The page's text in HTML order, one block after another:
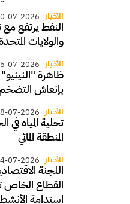
الأخبار 07-2026
النفط يرتفع مع
والولايات
الأخبار 07-2026
ظاهرة
بإنعاش التضخم
الأخبار 07-2026
تحلية المياه
المنطقة المائي
الأخبار 07-2026
اللجنة
القطاع الخاص
استدامة